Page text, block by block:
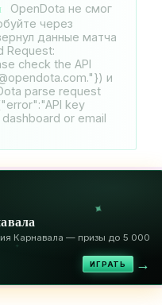
OpenDota не смог
через
данные матча
Request:
check the API
и
parse request
key
or email
✦
✦
Карнавала — призы до 5 000
ИГРАТЬ →